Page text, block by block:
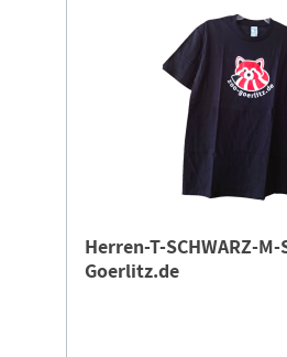
Herren-T-SCHWARZ-
Goerlitz.de